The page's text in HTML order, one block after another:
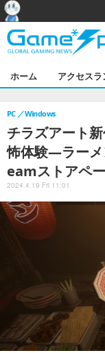
ホーム アクセスラ
チラズアート
怖体験―ラーメ
eamストアペ
PC Windows
2024.4.19 Fri 11:01